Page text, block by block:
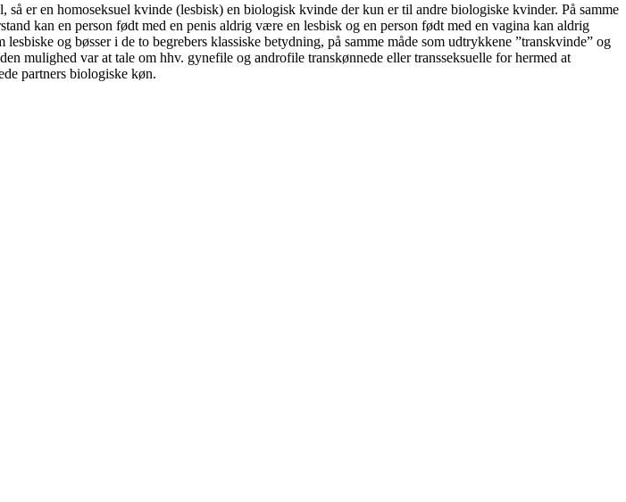
er en homoseksuel kvinde (lesbisk) en biologisk kvinde der kun er til andre biologiske kvinder. På samme
kan en person født med en penis aldrig være en lesbisk og en person født med en vagina kan aldrig
og bøsser i de to begrebers klassiske betydning, på samme måde som udtrykkene ”transkvinde” og
mulighed var at tale om hhv. gynefile og androfile transkønnede eller transseksuelle for hermed at
partners biologiske køn.